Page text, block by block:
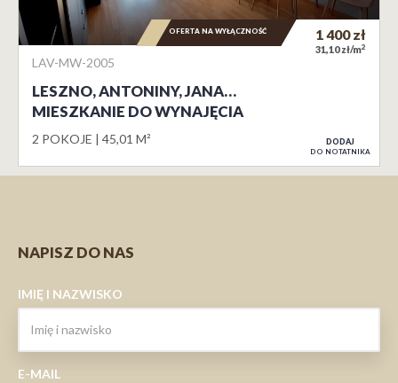
LAV-MW-2005
LESZNO, ANTONINY, JANA…
MIESZKANIE DO WYNAJĘCIA
2 POKOJE 45,01 M²
1 400zł
31,10 zł/m2
OFERTA NA WYŁĄCZNOŚĆ
DODAJ
DO NOTATNIKA
NAPISZ DO NAS
IMIĘ I NAZWISKO
E-MAIL